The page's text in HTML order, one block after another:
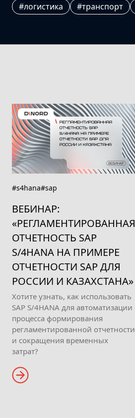
#логистика
#транспорт
#s4hana#sap
ВЕБИНАР:
«РЕГЛАМЕНТИРОВАННАЯ
ОТЧЕТНОСТЬ SAP
S/4HANA НА ПРИМЕРЕ
ОТЧЕТНОСТИ SAP ДЛЯ
РОССИИ И КАЗАХСТАНА»
Хотите узнать, как использовать
SAP S/4HANA для автоматизации
процесса формирования
регламентированной отчетности
и сокращения временных
затрат?